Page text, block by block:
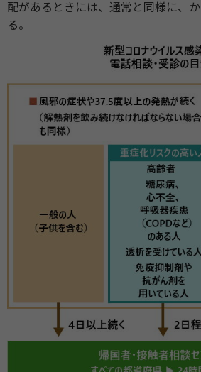
配があるときには、通常と同様に、
る。